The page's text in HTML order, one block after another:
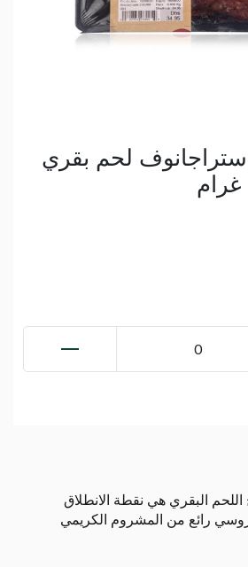
لحم بقري
0
البقري هي نقطة الانطلاق
رائع من المشروم الكريمي